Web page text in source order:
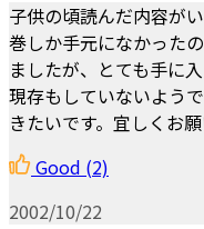
子供の頃読んだ内容が
巻しか手元になかった
ましたが、とても手に
現存もしていないよう
きたいです。宜しくお願
Good (2)
2002/10/22